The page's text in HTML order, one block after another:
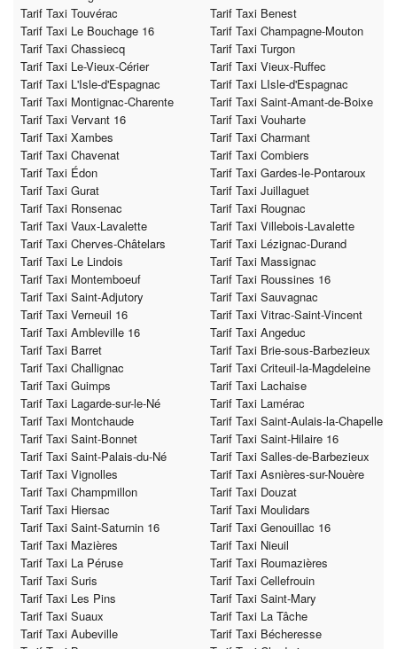
Tarif Taxi Touvérac
Tarif Taxi Benest
Tarif Taxi Le Bouchage 16
Tarif Taxi Champagne-Mouton
Tarif Taxi Chassiecq
Tarif Taxi Turgon
Tarif Taxi Le-Vieux-Cérier
Tarif Taxi Vieux-Ruffec
Tarif Taxi L'Isle-d'Espagnac
Tarif Taxi LIsle-d'Espagnac
Tarif Taxi Montignac-Charente
Tarif Taxi Saint-Amant-de-Boixe
Tarif Taxi Vervant 16
Tarif Taxi Vouharte
Tarif Taxi Xambes
Tarif Taxi Charmant
Tarif Taxi Chavenat
Tarif Taxi Combiers
Tarif Taxi Édon
Tarif Taxi Gardes-le-Pontaroux
Tarif Taxi Gurat
Tarif Taxi Juillaguet
Tarif Taxi Ronsenac
Tarif Taxi Rougnac
Tarif Taxi Vaux-Lavalette
Tarif Taxi Villebois-Lavalette
Tarif Taxi Cherves-Châtelars
Tarif Taxi Lézignac-Durand
Tarif Taxi Le Lindois
Tarif Taxi Massignac
Tarif Taxi Montemboeuf
Tarif Taxi Roussines 16
Tarif Taxi Saint-Adjutory
Tarif Taxi Sauvagnac
Tarif Taxi Verneuil 16
Tarif Taxi Vitrac-Saint-Vincent
Tarif Taxi Ambleville 16
Tarif Taxi Angeduc
Tarif Taxi Barret
Tarif Taxi Brie-sous-Barbezieux
Tarif Taxi Challignac
Tarif Taxi Criteuil-la-Magdeleine
Tarif Taxi Guimps
Tarif Taxi Lachaise
Tarif Taxi Lagarde-sur-le-Né
Tarif Taxi Lamérac
Tarif Taxi Montchaude
Tarif Taxi Saint-Aulais-la-Chapelle
Tarif Taxi Saint-Bonnet
Tarif Taxi Saint-Hilaire 16
Tarif Taxi Saint-Palais-du-Né
Tarif Taxi Salles-de-Barbezieux
Tarif Taxi Vignolles
Tarif Taxi Asnières-sur-Nouère
Tarif Taxi Champmillon
Tarif Taxi Douzat
Tarif Taxi Hiersac
Tarif Taxi Moulidars
Tarif Taxi Saint-Saturnin 16
Tarif Taxi Genouillac 16
Tarif Taxi Mazières
Tarif Taxi Nieuil
Tarif Taxi La Péruse
Tarif Taxi Roumazières
Tarif Taxi Suris
Tarif Taxi Cellefrouin
Tarif Taxi Les Pins
Tarif Taxi Saint-Mary
Tarif Taxi Suaux
Tarif Taxi La Tâche
Tarif Taxi Aubeville
Tarif Taxi Bécheresse